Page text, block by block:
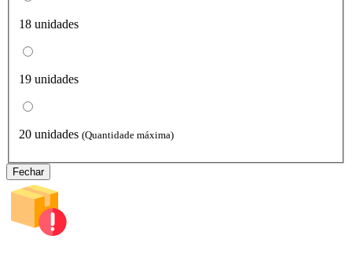
18 unidades
19 unidades
20 unidades (Quantidade máxima)
Fechar